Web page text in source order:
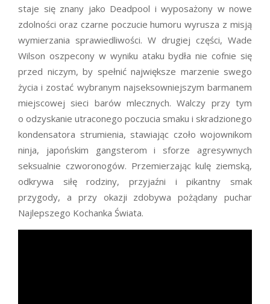
staje się znany jako Deadpool i wyposażony w nowe
zdolności oraz czarne poczucie humoru wyrusza z misją
wymierzania sprawiedliwości. W drugiej części, Wade
Wilson oszpecony w wyniku ataku bydła nie cofnie się
przed niczym, by spełnić największe marzenie swego
życia i zostać wybranym najseksowniejszym barmanem
miejscowej sieci barów mlecznych. Walczy przy tym
o odzyskanie utraconego poczucia smaku i skradzionego
kondensatora strumienia, stawiając czoło wojownikom
ninja, japońskim gangsterom i sforze agresywnych
seksualnie czworonogów. Przemierzając kulę ziemską,
odkrywa siłę rodziny, przyjaźni i pikantny smak
przygody, a przy okazji zdobywa pożądany puchar
Najlepszego Kochanka Świata.